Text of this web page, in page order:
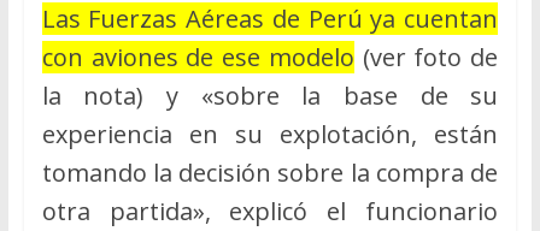
Las Fuerzas Aéreas de Perú ya cuentan
con aviones de ese modelo (ver foto de
la nota) y «sobre la base de su
experiencia en su explotación, están
tomando la decisión sobre la compra de
otra partida», explicó el funcionario